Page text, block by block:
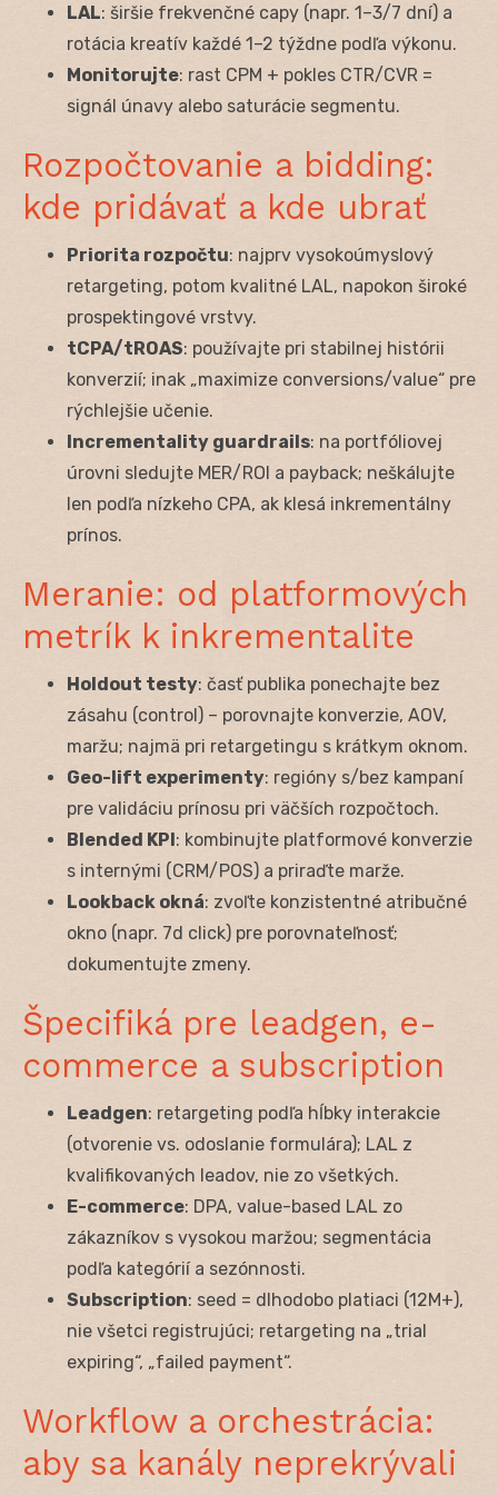
LAL: širšie frekvenčné capy (napr. 1–3/7 dní) a
rotácia kreatív každé 1–2 týždne podľa výkonu.
Monitorujte: rast CPM + pokles CTR/CVR =
signál únavy alebo saturácie segmentu.
Rozpočtovanie a bidding:
kde pridávať a kde ubrať
Priorita rozpočtu: najprv vysokoúmyslový
retargeting, potom kvalitné LAL, napokon široké
prospektingové vrstvy.
tCPA/tROAS: používajte pri stabilnej histórii
konverzií; inak „maximize conversions/value“ pre
rýchlejšie učenie.
Incrementality guardrails: na portfóliovej
úrovni sledujte MER/ROI a payback; neškálujte
len podľa nízkeho CPA, ak klesá inkrementálny
prínos.
Meranie: od platformových
metrík k inkrementalite
Holdout testy: časť publika ponechajte bez
zásahu (control) – porovnajte konverzie, AOV,
maržu; najmä pri retargetingu s krátkym oknom.
Geo-lift experimenty: regióny s/bez kampaní
pre validáciu prínosu pri väčších rozpočtoch.
Blended KPI: kombinujte platformové konverzie
s internými (CRM/POS) a priraďte marže.
Lookback okná: zvoľte konzistentné atribučné
okno (napr. 7d click) pre porovnateľnosť;
dokumentujte zmeny.
Špecifiká pre leadgen, e-
commerce a subscription
Leadgen: retargeting podľa hĺbky interakcie
(otvorenie vs. odoslanie formulára); LAL z
kvalifikovaných leadov, nie zo všetkých.
E-commerce: DPA, value-based LAL zo
zákazníkov s vysokou maržou; segmentácia
podľa kategórií a sezónnosti.
Subscription: seed = dlhodobo platiaci (12M+),
nie všetci registrujúci; retargeting na „trial
expiring“, „failed payment“.
Workflow a orchestrácia:
aby sa kanály neprekrývali